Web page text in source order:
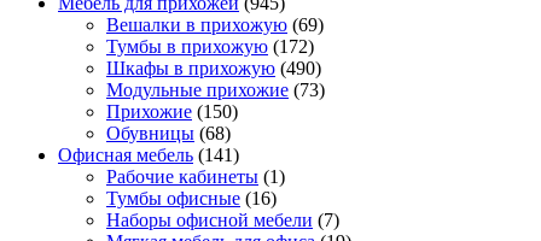
Вешалки в прихожую (69)
Тумбы в прихожую (172)
Шкафы в прихожую (490)
Модульные прихожие (73)
Прихожие (150)
Обувницы (68)
Офисная мебель (141)
Рабочие кабинеты (1)
Тумбы офисные (16)
Наборы офисной мебели (7)